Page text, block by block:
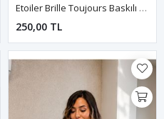
Etoiler Brille Toujours Baskılı Kadın Tişört-Beyaz
250,00 TL